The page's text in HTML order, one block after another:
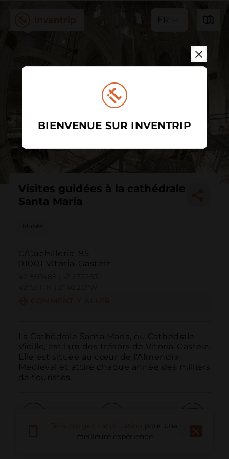
FR
Visites guidées à la cathédrale
Santa María
Musée
C/Cuchillería, 95
01001 Vitoria-Gasteiz
La Cathédrale Santa María, ou Cathédrale
Vieille, est l'un des trésors de Vitoria-Gasteiz.
Elle est située au cœur de l'Almendra
Medieval et attire chaque année des milliers
de touristes.
E-mail
pour une
meilleure expérience
BIENVENUE SUR INVENTRIP